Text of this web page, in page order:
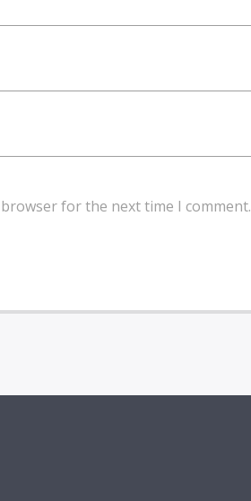
for the next time I comment.